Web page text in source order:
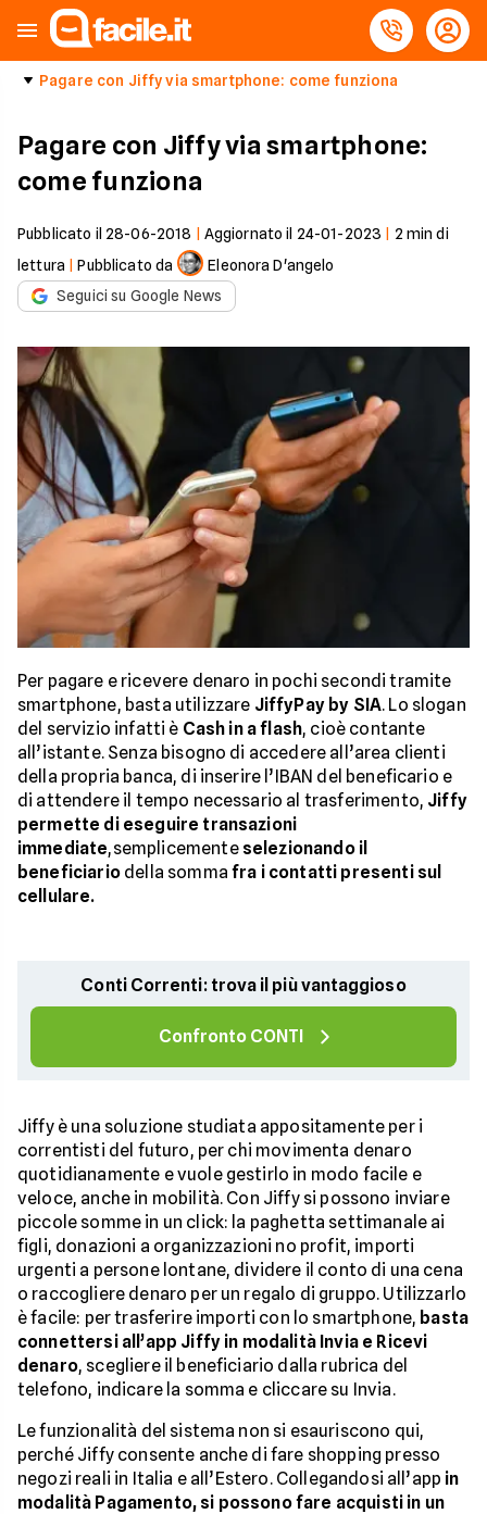
Pagare con Jiffy via smartphone: come funziona
Pagare con Jiffy via smartphone:
come funziona
Pubblicato il 28-06-2018 Aggiornato il 24-01-2023 2 min di
lettura |Pubblicato da
Eleonora D'angelo
Seguici su Google News
Per pagare e ricevere denaro in pochi secondi tramite
smartphone, basta utilizzare JiffyPay by SIA. Lo slogan
del servizio infatti è Cash in a flash, cioè contante
all’istante. Senza bisogno di accedere all’area clienti
della propria banca, di inserire l’IBAN del beneficario e
di attendere il tempo necessario al trasferimento, Jiffy
permette di eseguire transazioni
immediate,semplicemente selezionando il
beneficiariodella sommafra i contatti presenti sul
cellulare.
Conti Correnti: trova il più vantaggioso
Confronto CONTI
Jiffy è una soluzione studiata appositamente per i
correntisti del futuro, per chi movimenta denaro
quotidianamente e vuole gestirlo in modo facile e
veloce, anche in mobilità. Con Jiffy si possono inviare
piccole somme in un click: la paghetta settimanale ai
figli, donazioni a organizzazioni no profit, importi
urgenti a persone lontane, dividere il conto di una cena
o raccogliere denaro per un regalo di gruppo. Utilizzarlo
è facile: per trasferire importi con lo smartphone, basta
connettersi all’app Jiffy in modalità Invia e Ricevi
denaro, scegliere il beneficiario dalla rubrica del
telefono, indicare la somma e cliccare su Invia.
Le funzionalità del sistema non si esauriscono qui,
perché Jiffy consente anche di fare shopping presso
negozi reali in Italia e all’Estero. Collegandosi all’app in
modalità Pagamento, si possono fare acquisti in un